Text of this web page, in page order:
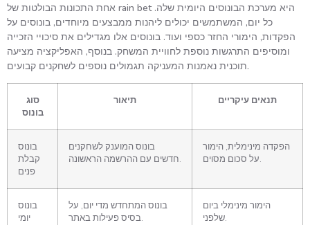
אחת התכונות הבולטות של rain bet היא מערכת הבונוסים היומית שלה.
כל יום, המשתמשים יכולים ליהנות ממבצעים מיוחדים, בונוסים על
הפקדות, הימורי החזר כספי ועוד. בונוסים אלו מגדילים את סיכויי הזכייה
ומוסיפים התרגשות נוספת לחוויית המשחק. בנוסף, האפליקציה מציעה
תוכנית נאמנות המעניקה תגמולים נוספים לשחקנים קבועים.
סוג
בונוס
תיאור תנאים עיקריים
בונוס
קבלת
פנים
בונוס המוענק לשחקנים
חדשים עם ההרשמה הראשונה.
הפקדה מינימלית, הימור
על סכום מסוים.
בונוס
יומי
בונוס המתחדש מדי יום, על
בסיס פעילות באתר.
הימור מינימלי ביום
שלפני.